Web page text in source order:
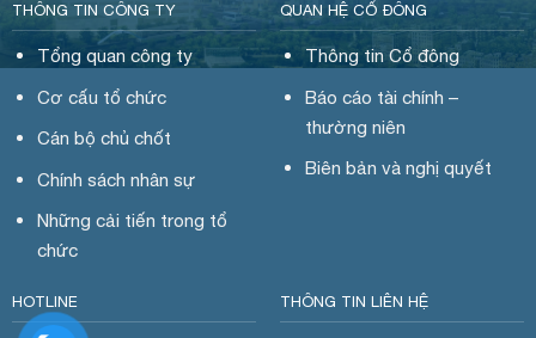
THÔNG TIN CÔNG TY
Tổng quan công ty
Cơ cấu tổ chức
Cán bộ chủ chốt
Chính sách nhân sự
Những cải tiến trong tổ
chức
QUAN HỆ CỔ ĐÔNG
Thông tin Cổ đông
Báo cáo tài chính –
thường niên
Biên bản và nghị quyết
HOTLINE THÔNG TIN LIÊN HỆ